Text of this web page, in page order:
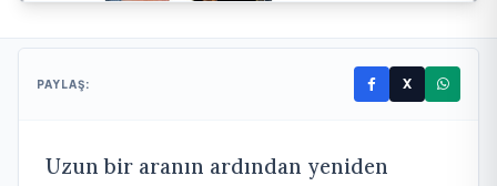
PAYLAŞ: X
Uzun bir aranın ardından yeniden